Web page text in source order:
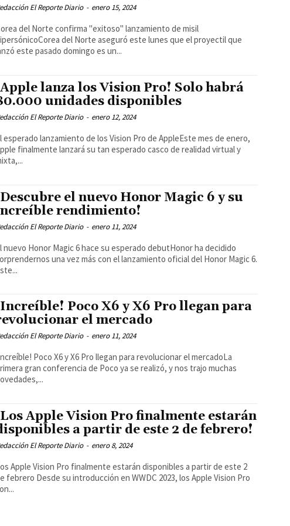
El Reporte Diario - enero 15, 2024
del Norte confirma "exitoso" lanzamiento de misil
del Norte aseguró este lunes que el proyectil que
este pasado domingo es un...
lanza los Vision Pro! Solo habrá
unidades disponibles
El Reporte Diario - enero 12, 2024
esperado lanzamiento de los Vision Pro de AppleEste mes de enero,
finalmente lanzará su tan esperado casco de realidad virtual y
el nuevo Honor Magic 6 y su
rendimiento!
El Reporte Diario - enero 11, 2024
nuevo Honor Magic 6 hace su esperado debutHonor ha decidido
una vez más con el lanzamiento oficial del Honor Magic 6.
Poco X6 y X6 Pro llegan para
el mercado
El Reporte Diario - enero 11, 2024
Poco X6 y X6 Pro llegan para revolucionar el mercadoLa
gran conferencia de Poco ya se realizó, y nos trajo muchas
Apple Vision Pro finalmente estarán
a partir de este 2 de febrero!
El Reporte Diario - enero 8, 2024
Apple Vision Pro finalmente estarán disponibles a partir de este 2
su introducción en WWDC 2023, los Apple Vision Pro